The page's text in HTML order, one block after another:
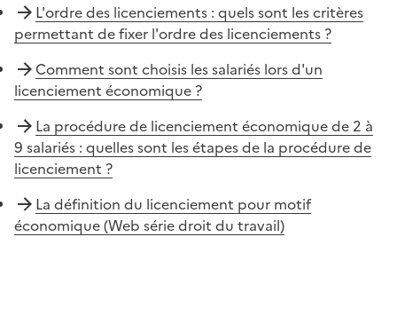
L'ordre des licenciements : quels sont les critères
permettant de fixer l'ordre des licenciements ?
Comment sont choisis les salariés lors d'un
licenciement économique ?
La procédure de licenciement économique de 2 à
9 salariés : quelles sont les étapes de la procédure de
licenciement ?
La définition du licenciement pour motif
économique (Web série droit du travail)